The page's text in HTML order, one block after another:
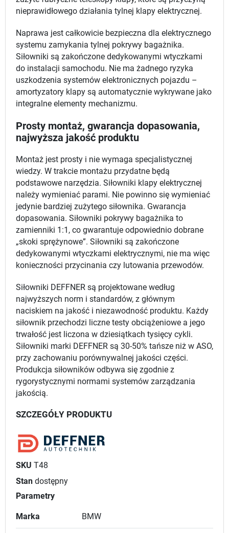
nieprawidłowego działania tylnej klapy elektrycznej.
Naprawa jest całkowicie bezpieczna dla elektrycznego
systemu zamykania tylnej pokrywy bagażnika.
Siłowniki są zakończone dedykowanymi wtyczkami
do instalacji samochodu. Nie ma żadnego ryzyka
uszkodzenia systemów elektronicznych pojazdu –
amortyzatory klapy są automatycznie wykrywane jako
integralne elementy mechanizmu.
Prosty montaż, gwarancja dopasowania,
najwyższa jakość produktu
Montaż jest prosty i nie wymaga specjalistycznej
wiedzy. W trakcie montażu przydatne będą
podstawowe narzędzia. Siłowniki klapy elektrycznej
należy wymieniać parami. Nie powinno się wymieniać
jedynie bardziej zużytego siłownika. Gwarancja
dopasowania. Siłowniki pokrywy bagażnika to
zamienniki 1:1, co gwarantuje odpowiednio dobrane
„skoki sprężynowe”. Siłowniki są zakończone
dedykowanymi wtyczkami elektrycznymi, nie ma więc
konieczności przycinania czy lutowania przewodów.
Siłowniki DEFFNER są projektowane według
najwyższych norm i standardów, z głównym
naciskiem na jakość i niezawodność produktu. Każdy
siłownik przechodzi liczne testy obciążeniowe a jego
trwałość jest liczona w dziesiątkach tysięcy cykli.
Siłowniki marki DEFFNER są 30-50% tańsze niż w ASO,
przy zachowaniu porównywalnej jakości części.
Produkcja siłowników odbywa się zgodnie z
rygorystycznymi normami systemów zarządzania
jakością.
SZCZEGÓŁY PRODUKTU
SKU T48
Stan dostępny
Parametry
Marka BMW